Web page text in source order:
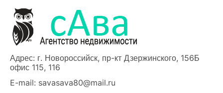
Адрес: г. Новороссийск, пр-кт Дзержинского, 156Б
офис 115, 116
E-mail: savasava80@mail.ru